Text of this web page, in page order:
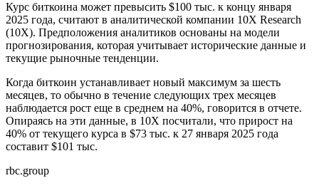
Курс биткоина может превысить $100 тыс. к концу января
2025 года, считают в аналитической компании 10X Research
(10X). Предположения аналитиков основаны на модели
прогнозирования, которая учитывает исторические данные и
текущие рыночные тенденции.
Когда биткоин устанавливает новый максимум за шесть
месяцев, то обычно в течение следующих трех месяцев
наблюдается рост еще в среднем на 40%, говорится в отчете.
Опираясь на эти данные, в 10X посчитали, что прирост на
40% от текущего курса в $73 тыс. к 27 января 2025 года
составит $101 тыс.
rbc.group